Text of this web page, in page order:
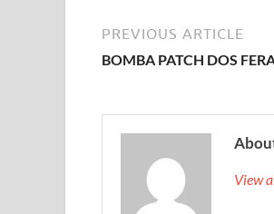
PREVIOUS ARTICLE
BOMBA PATCH DOS
View